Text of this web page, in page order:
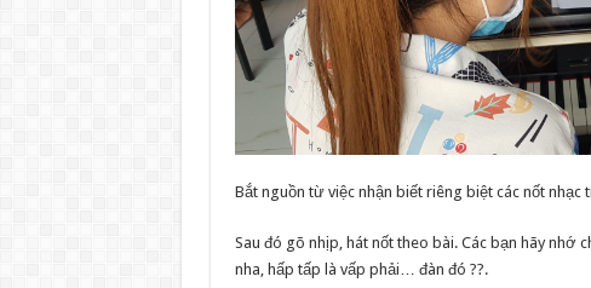
Bắt nguồn từ việc nhận biết riêng biệt các nốt nhạc
Sau đó gõ nhịp, hát nốt theo bài. Các bạn hãy
nha, hấp tấp là vấp phải… đàn đó ??.